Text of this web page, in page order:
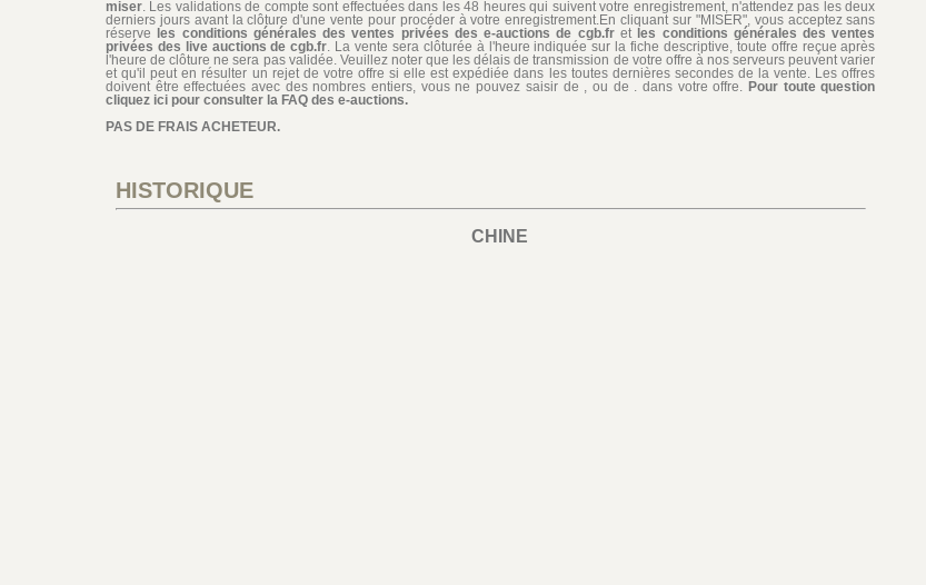
miser. Les validations de compte sont effectuées dans les 48 heures qui suivent votre enregistrement, n'attendez pas les deux
derniers jours avant la clôture d'une vente pour procéder à votre enregistrement.En cliquant sur "MISER", vous acceptez sans
réserve
les conditions générales des ventes privées des e-auctions de cgb.fret les conditions générales des ventes
privées des live auctions de cgb.fr. La vente sera clôturée à l'heure indiquée sur la fiche descriptive, toute offre reçue après
l'heure de clôture ne sera pas validée. Veuillez noter que les délais de transmission de votre offre à nos serveurs peuvent varier
et qu'il peut en résulter un rejet de votre offre si elle est expédiée dans les toutes dernières secondes de la vente. Les offres
doivent être effectuées avec des nombres entiers, vous ne pouvez saisir de , ou de . dans votre offre. Pour toute question
cliquez ici pour consulter la FAQ des e-auctions.
PAS DE FRAIS ACHETEUR.
HISTORIQUE
CHINE